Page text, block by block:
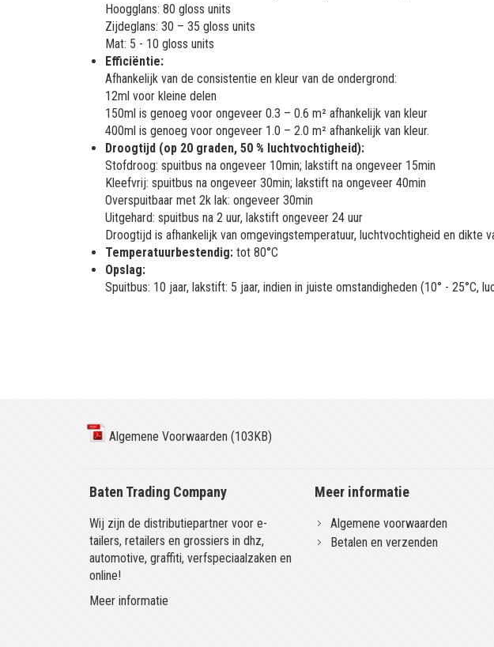
Hoogglans: 80 gloss units
Zijdeglans: 30 – 35 gloss units
Mat: 5 - 10 gloss units
Efficiëntie:
Afhankelijk van de consistentie en kleur van de ondergrond:
12ml voor kleine delen
150ml is genoeg voor ongeveer 0.3 – 0.6 m² afhankelijk van kleur
400ml is genoeg voor ongeveer 1.0 – 2.0 m² afhankelijk van kleur.
Droogtijd (op 20 graden, 50 % luchtvochtigheid):
Stofdroog: spuitbus na ongeveer 10min; lakstift na ongeveer 15min
Kleefvrij: spuitbus na ongeveer 30min; lakstift na ongeveer 40min
Overspuitbaar met 2k lak: ongeveer 30min
Uitgehard: spuitbus na 2 uur, lakstift ongeveer 24 uur
Droogtijd is afhankelijk van omgevingstemperatuur, luchtvochtigheid en dikte
Temperatuurbestendig: tot 80°C
Opslag:
Spuitbus: 10 jaar, lakstift: 5 jaar, indien in juiste omstandigheden (10° - 25°C,
Algemene Voorwaarden (103KB)
Baten Trading Company
Wij zijn de distributiepartner voor e-
tailers, retailers en grossiers in dhz,
automotive, graffiti, verfspeciaalzaken en
online!
Meer informatie
Meer informatie
Algemene voorwaarden
Betalen en verzenden